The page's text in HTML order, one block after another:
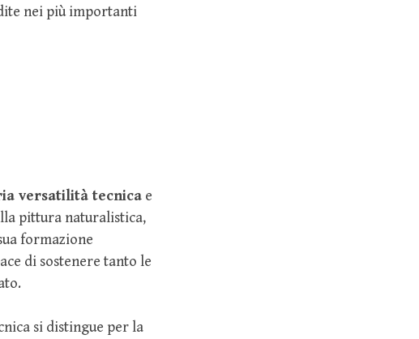
nei più importanti
versatilità tecnica e
pittura naturalistica,
formazione
di sostenere tanto le
si distingue per la